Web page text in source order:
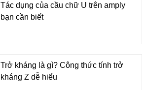
Tác dụng của cầu chữ U trên amply
bạn cần biết
Trở kháng là gì? Công thức tính trở
kháng Z dễ hiểu